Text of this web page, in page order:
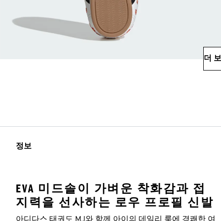
더
정보
EVA 미드솔이 가벼운 착화감과 접
지력을 선사하는 로우 프로필 신발